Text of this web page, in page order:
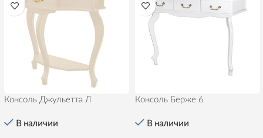
Консоль Джульетта Л
В наличии
Консоль Берже 6
В наличии